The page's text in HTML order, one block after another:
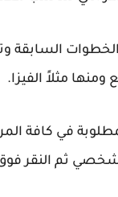
الخطوات
ومنها مثلاً الفيزا.
المطلوبة في كافة
ثم النقر فوق